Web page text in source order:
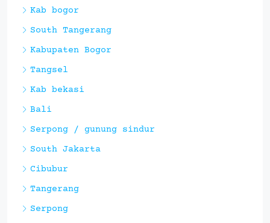
Kab bogor
South Tangerang
Kabupaten Bogor
Tangsel
Kab bekasi
Bali
Serpong / gunung sindur
South Jakarta
Cibubur
Tangerang
Serpong